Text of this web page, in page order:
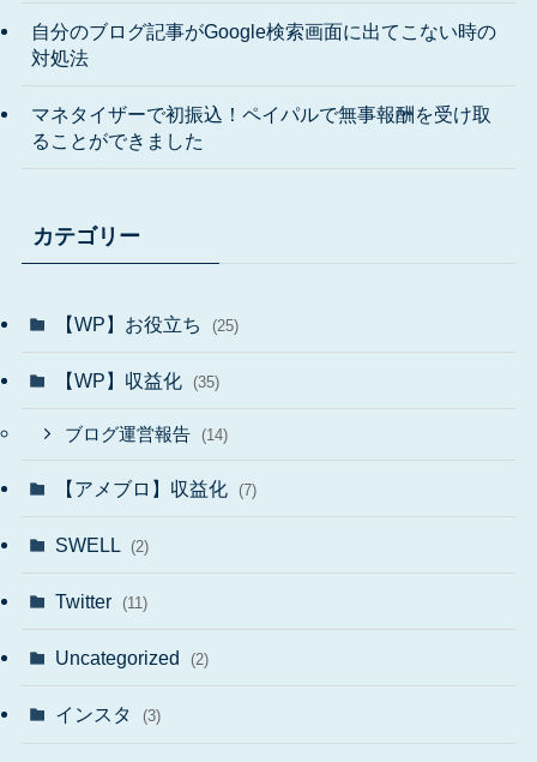
自分のブログ記事がGoogle検索画面に出てこない時の
対処法
マネタイザーで初振込！ペイパルで無事報酬を受け取
ることができました
カテゴリー
【WP】お役立ち (25)
【WP】収益化 (35)
ブログ運営報告 (14)
【アメブロ】収益化 (7)
SWELL (2)
Twitter (11)
Uncategorized (2)
インスタ (3)